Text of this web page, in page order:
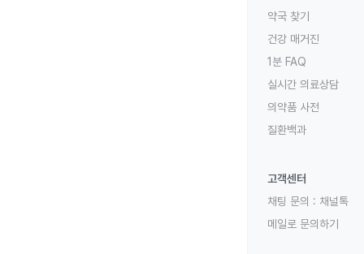
약국 찾기
건강 매거진
1분 FAQ
실시간 의료상담
의약품 사전
질환백과
고객센터
채팅 문의 : 채널톡
메일로 문의하기